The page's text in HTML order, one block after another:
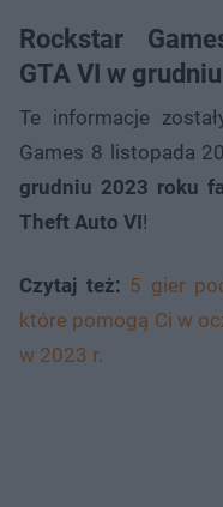
Rockstar
GTA VI w
Te informacje
Games 8 listopada
grudniu 2023 roku
Theft Auto VI!
Czytaj też: 5 gier
które pomogą Ci w
w 2023 r.